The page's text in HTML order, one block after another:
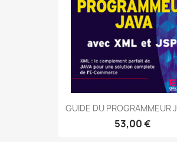
GUIDE DU PROGRAMMEUR
53,00 €